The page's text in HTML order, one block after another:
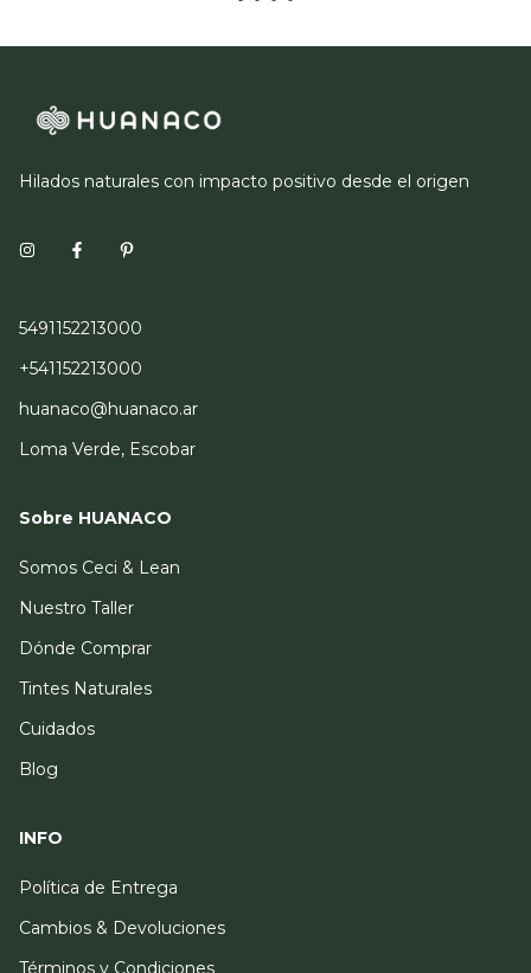
Hilados naturales con impacto positivo desde el origen
5491152213000
+541152213000
huanaco@huanaco.ar
Loma Verde, Escobar
Sobre HUANACO
Somos Ceci & Lean
Nuestro Taller
Dónde Comprar
Tintes Naturales
Cuidados
Blog
INFO
Política de Entrega
Cambios & Devoluciones
Términos y Condiciones